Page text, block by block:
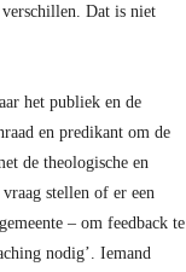
verschillen. Dat is niet
het publiek en de
en predikant om de
de theologische en
stellen of er een
– om feedback te
nodig’. Iemand